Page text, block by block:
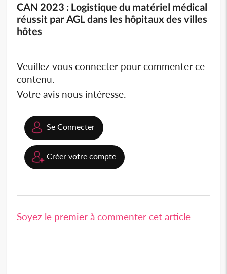
CAN 2023 : Logistique du matériel médical
réussit par AGL dans les hôpitaux des villes
hôtes
Veuillez vous connecter pour commenter ce
contenu.
Votre avis nous intéresse.
Se Connecter
Créer votre compte
Soyez le premier à commenter cet article